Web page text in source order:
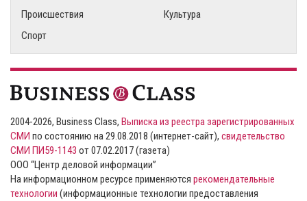
Происшествия
Культура
Спорт
2004-2026, Business Class, Выписка из реестра зарегистрированных
СМИ по состоянию на 29.08.2018 (интернет-сайт), свидетельство
СМИ ПИ59-1143 от 07.02.2017 (газета)
ООО “Центр деловой информации”
На информационном ресурсе применяются рекомендательные
технологии (информационные технологии предоставления